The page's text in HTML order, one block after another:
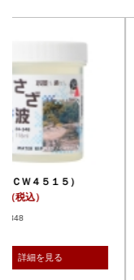
波音カラー ターコイズ
¥770 （税込）